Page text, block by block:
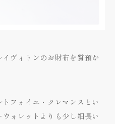
ヴィトンのお財布を質預か
フォイユ・クレマンスとい
ォレットよりも少し細長い